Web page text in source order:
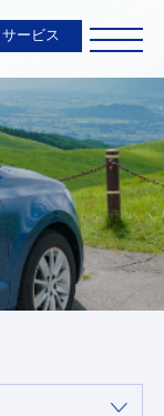
ービス